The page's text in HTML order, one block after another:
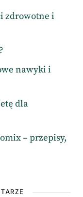
zdrowotne i
nawyki i
dla
– przepisy,